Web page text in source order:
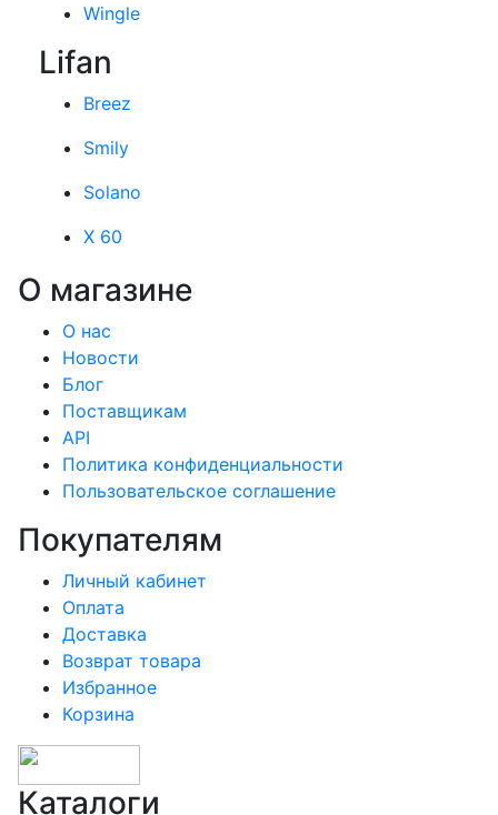
Wingle
Lifan
Breez
Smily
Solano
X 60
О магазине
О нас
Новости
Блог
Поставщикам
API
Политика конфиденциальности
Пользовательское соглашение
Покупателям
Личный кабинет
Оплата
Доставка
Возврат товара
Избранное
Корзина
Каталоги